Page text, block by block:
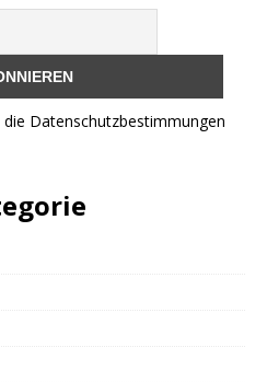
Datenschutzbestimmungen